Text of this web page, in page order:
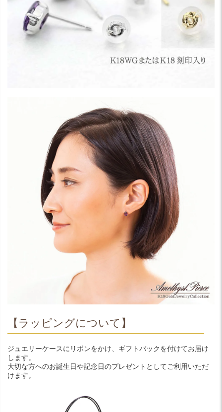
【ラッピングについて】
ジュエリーケースにリボンをかけ、ギフトバックを付けてお届け
します。
大切な方へのお誕生日や記念日のプレゼントとしてご利用いただ
けます。